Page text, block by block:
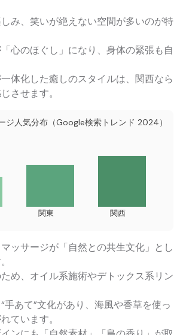
み、笑いが絶えない空間が多いのが特
心のほぐし」になり、身体の緊張も自
体化した癒しのスタイルは、関西なら
させます。
ジ人気分布（Google検索トレンド 2024）
関東 関西
ッサージが「自然との共生文化」とし
め、オイル系施術やデトックス系リン
手あて”文化があり、海風や香草を使っ
ています。